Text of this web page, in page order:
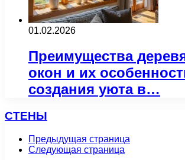
01.02.2026
Преимущества
окон и их
создания уюта в…
СТЕНЫ
Предыдущая страница
Следующая страница